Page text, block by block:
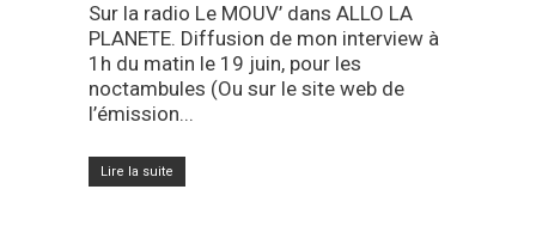
Sur la radio Le MOUV’ dans ALLO LA
PLANETE. Diffusion de mon interview à
1h du matin le 19 juin, pour les
noctambules (Ou sur le site web de
l’émission...
Lire la suite